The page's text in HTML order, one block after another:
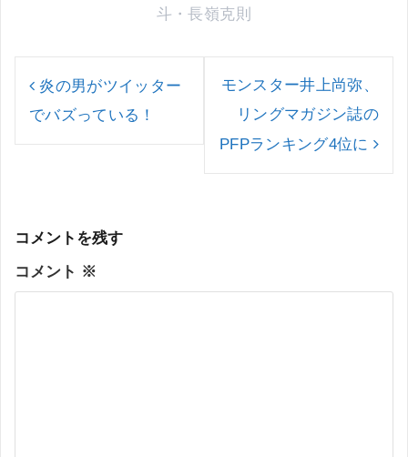
斗 ・長嶺克則
稿
ナ
ン
炎の男がツイッター
でバズっている！
モンスター井上尚弥、
リングマガジン誌の
PFPランキング4位に
コメントを残す
コメント ※